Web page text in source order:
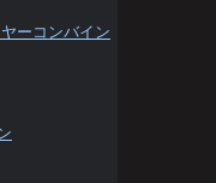
ーコンバイン